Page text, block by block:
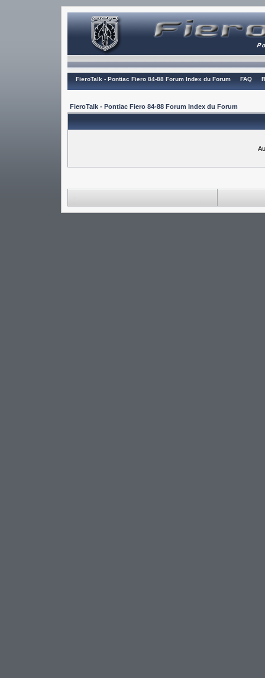
FieroTalk - Pontiac Fiero 84-88 Forum Index du Forum FAQ
FieroTalk - Pontiac Fiero 84-88 Forum Index du Forum